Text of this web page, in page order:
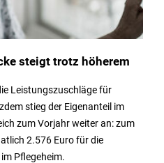
steigt trotz höherem
Leistungszuschläge für
stieg der Eigenanteil im
zum Vorjahr weiter an: zum
2.576 Euro für die
Pflegeheim.